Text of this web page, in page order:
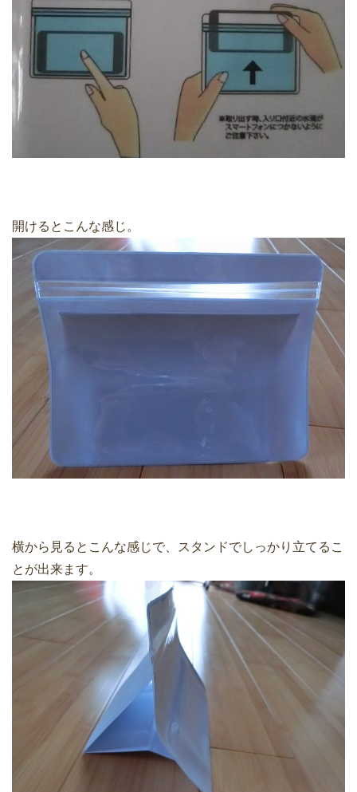
開けるとこんな感じ。
横から見るとこんな感じで、スタンドでしっかり立てるこ
とが出来ます。